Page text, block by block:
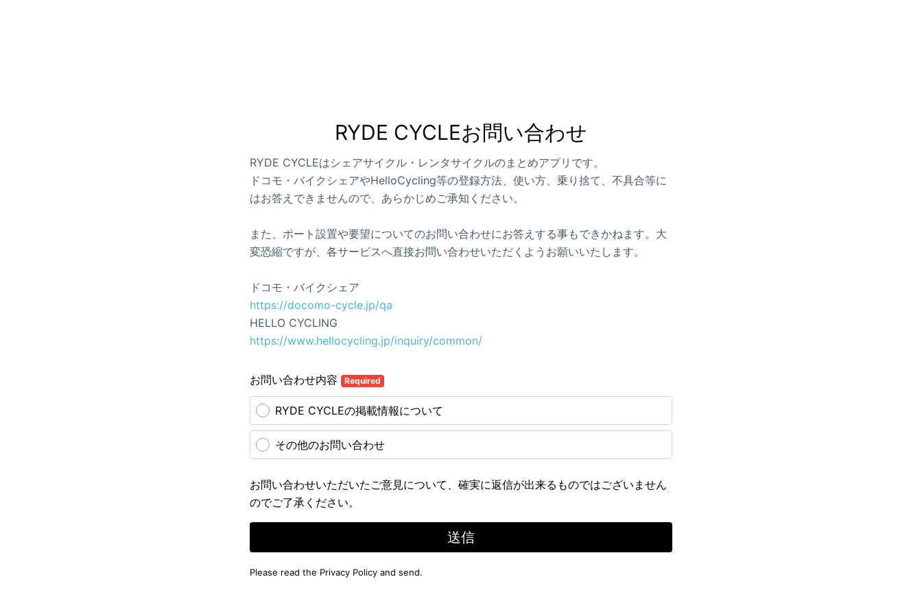
RYDE CYCLEお問い合わせ
RYDE CYCLEはシェアサイクル・レンタサイクルのまとめアプリです。
ドコモ・バイクシェアやHelloCycling等の登録方法、使い方、乗り捨て、不具合等に
はお答えできませんので、あらかじめご承知ください。
また、ポート設置や要望についてのお問い合わせにお答えする事もできかねます。大
変恐縮ですが、各サービスへ直接お問い合わせいただくようお願いいたします。
ドコモ・バイクシェア
https://docomo-cycle.jp/qa
HELLO CYCLING
https://www.hellocycling.jp/inquiry/common/
お問い合わせ内容 Required
RYDE CYCLEの掲載情報について
その他のお問い合わせ
お問い合わせいただいたご意見について、確実に返信が出来るものではございません
のでご了承ください。
送信
Please read the Privacy Policy and send.